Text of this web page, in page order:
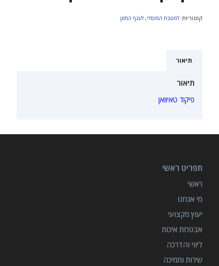
קטגוריות: למטבח המוסדי, לענף המזון
תיאור
תיאור
פיקוד טאיוואן
תפריט ראשי
ראשי
מי אנחנו
יעוץ מקצועי
אבטחת איכות
ליווי והדרכה
שירות ותמיכה